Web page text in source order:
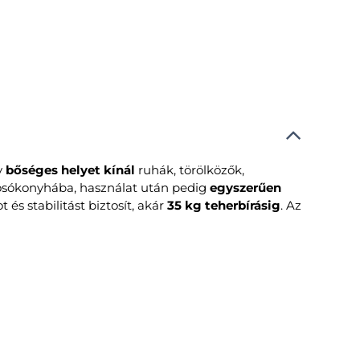
bőséges helyet kínál ruhák, törölközők,
használat után pedig egyszerűen
és stabilitást biztosít, akár 35 kg teherbírásig. Az